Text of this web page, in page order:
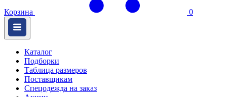
Корзина 0
Каталог
Подборки
Таблица размеров
Поставщикам
Спецодежда на заказ